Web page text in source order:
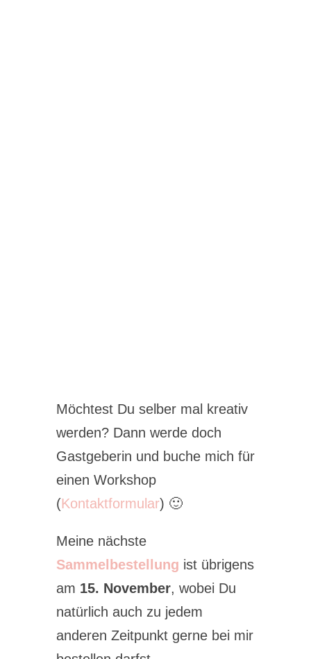
Möchtest Du selber mal kreativ
werden? Dann werde doch
Gastgeberin und buche mich für
einen Workshop
(Kontaktformular) 🙂
Meine nächste
Sammelbestellung ist übrigens
am 15. November, wobei Du
natürlich auch zu jedem
anderen Zeitpunkt gerne bei mir